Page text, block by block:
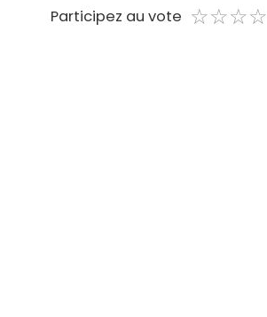
Participez au vote ☆☆☆☆
★★★★